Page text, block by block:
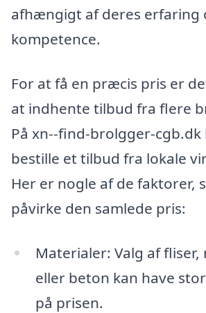
afhængigt af deres erfaring
kompetence.
For at få en præcis pris er
at indhente tilbud fra flere
På xn--find-brolgger-cgb.dk
bestille et tilbud fra lokale
Her er nogle af de faktorer,
påvirke den samlede pris:
Materialer: Valg af
eller beton kan have
på prisen.